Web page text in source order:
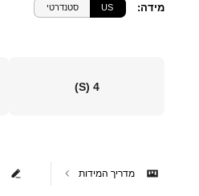
מידה:
US סטנדרטי
4
(S)
מדריך המידות